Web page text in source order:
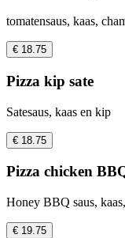
tomatensaus, kaas,
€ 18.75
Pizza kip sate
Satesaus, kaas en kip
€ 18.75
Pizza chicken
Honey BBQ saus,
€ 19.75